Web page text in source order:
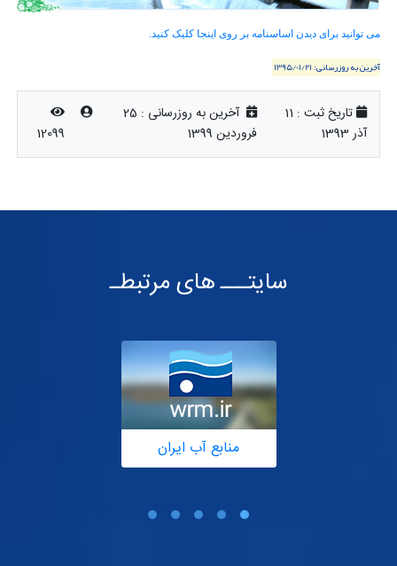
می توانید برای دیدن اساسنامه بر روی اینجا کلیک کنید.
آخرین به روزرسانی: 1395/01/21
تاریخ ثبت : 11
آذر 1393
آخرین به روزرسانی : 25
فروردین 1399
12099
سایتـــ های مرتبطـ
منابع آب ایران